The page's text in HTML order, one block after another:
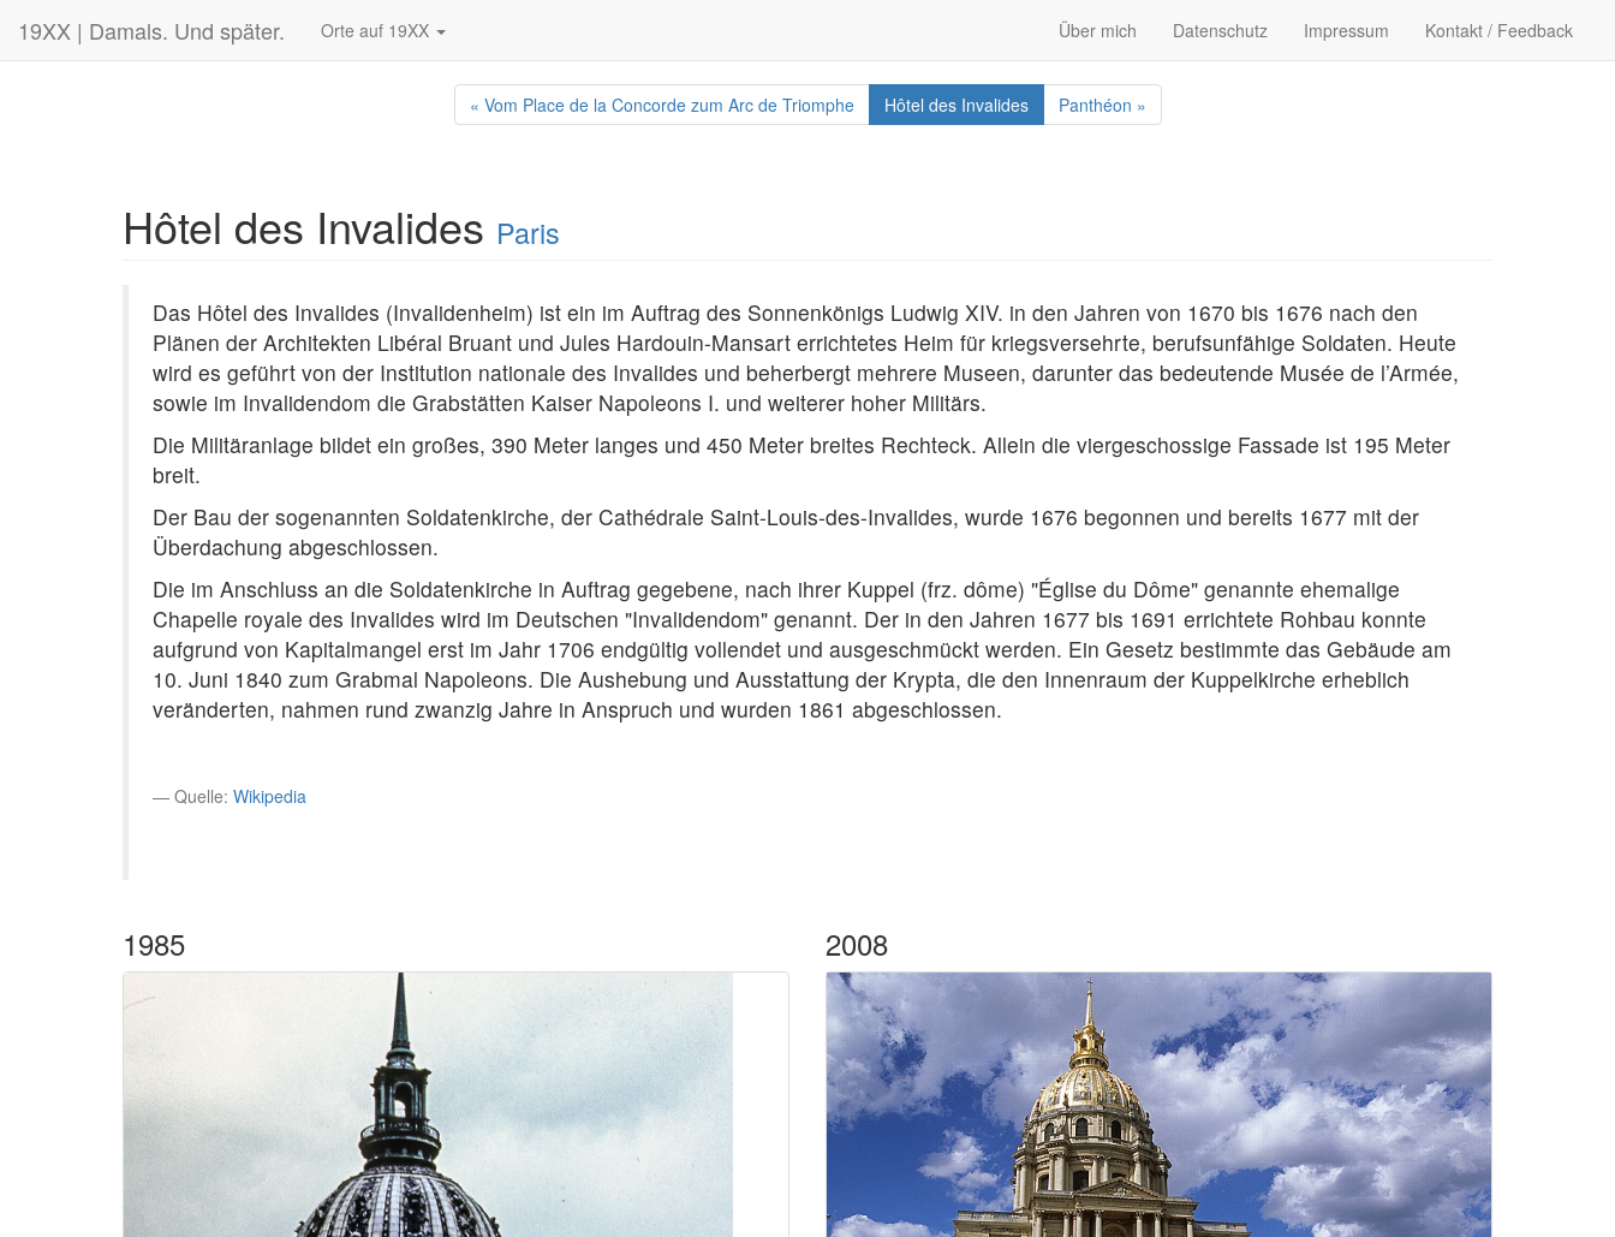
19XX | Damals. Und später. Orte auf 19XX Über mich Datenschutz Impressum Kontakt / Feedback
« Vom Place de la Concorde zum Arc de Triomphe Hôtel des Invalides Panthéon »
Hôtel des Invalides Paris
Das Hôtel des Invalides (Invalidenheim) ist ein im Auftrag des Sonnenkönigs Ludwig XIV. in den Jahren von 1670 bis 1676 nach den
Plänen der Architekten Libéral Bruant und Jules Hardouin-Mansart errichtetes Heim für kriegsversehrte, berufsunfähige Soldaten. Heute
wird es geführt von der Institution nationale des Invalides und beherbergt mehrere Museen, darunter das bedeutende Musée de l’Armée,
sowie im Invalidendom die Grabstätten Kaiser Napoleons I. und weiterer hoher Militärs.
Die Militäranlage bildet ein großes, 390 Meter langes und 450 Meter breites Rechteck. Allein die viergeschossige Fassade ist 195 Meter
breit.
Der Bau der sogenannten Soldatenkirche, der Cathédrale Saint-Louis-des-Invalides, wurde 1676 begonnen und bereits 1677 mit der
Überdachung abgeschlossen.
Die im Anschluss an die Soldatenkirche in Auftrag gegebene, nach ihrer Kuppel (frz. dôme) "Église du Dôme" genannte ehemalige
Chapelle royale des Invalides wird im Deutschen "Invalidendom" genannt. Der in den Jahren 1677 bis 1691 errichtete Rohbau konnte
aufgrund von Kapitalmangel erst im Jahr 1706 endgültig vollendet und ausgeschmückt werden. Ein Gesetz bestimmte das Gebäude am
10. Juni 1840 zum Grabmal Napoleons. Die Aushebung und Ausstattung der Krypta, die den Innenraum der Kuppelkirche erheblich
veränderten, nahmen rund zwanzig Jahre in Anspruch und wurden 1861 abgeschlossen.
Quelle: Wikipedia
1985 2008